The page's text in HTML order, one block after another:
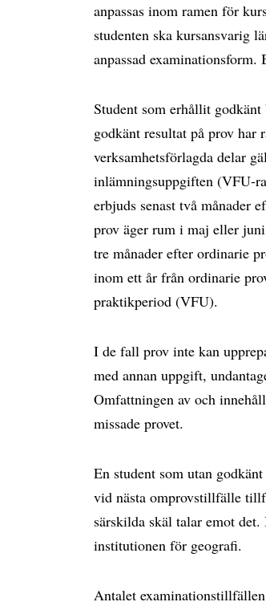
anpassas inom ramen för
studenten ska kursansvarig
anpassad examinationsform.
Student som erhållit
godkänt resultat på prov
verksamhetsförlagda delar
inlämningsuppgiften (VFU-
erbjuds senast två månader
prov äger rum i maj eller
tre månader efter ordinarie
inom ett år från ordinarie
praktikperiod (VFU).
I de fall prov inte kan
med annan uppgift,
Omfattningen av och
missade provet.
En student som utan
vid nästa omprovstillfälle
särskilda skäl talar emot
institutionen för geografi.
Antalet